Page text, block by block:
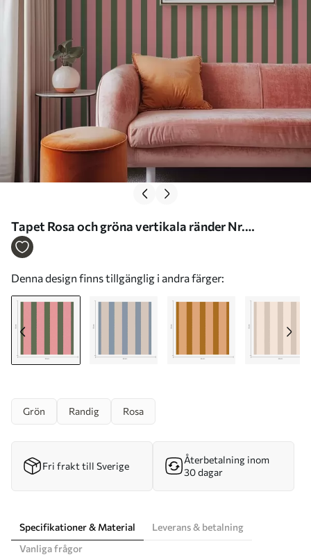
Tapet Rosa och gröna vertikala ränder Nr.
a01180v2
Denna design finns tillgänglig i andra färger:
Grön Randig Rosa
Fri frakt till Sverige
Återbetalning inom
30 dagar
Specifikationer & Material
Leverans & betalning
Vanliga frågor